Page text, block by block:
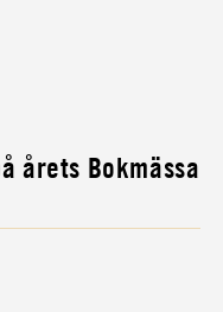
årets Bokmässa